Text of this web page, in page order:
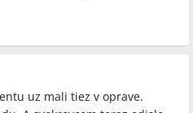
uz mali tiez v oprave.